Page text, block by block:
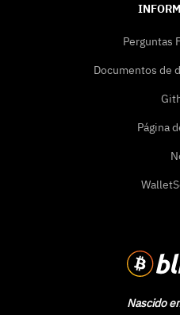
Nascido
Perguntas
Documentos de
Página